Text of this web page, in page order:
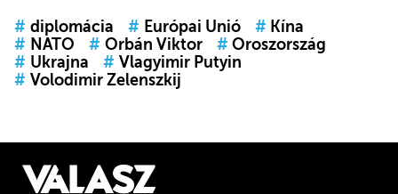
# diplomácia # Európai Unió # Kína
# NATO # Orbán Viktor # Oroszország
# Ukrajna # Vlagyimir Putyin
# Volodimir Zelenszkij